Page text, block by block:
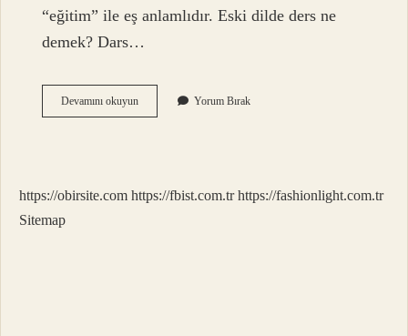
“eğitim” ile eş anlamlıdır. Eski dilde ders ne
demek? Dars…
Devamını okuyunEski
Dilde
Yorum Bırak
https://obirsite.com https://fbist.com.tr https://fashionlight.com.tr
Sitemap